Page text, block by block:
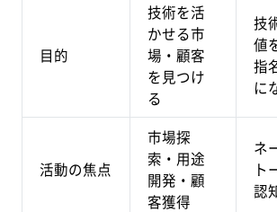
目的
技術を活
かせる市
場・顧客
を見つけ
る
技
値
指
に
活動の焦点
市場探
索・用途
開発・顧
客獲得
ネ
ト
認